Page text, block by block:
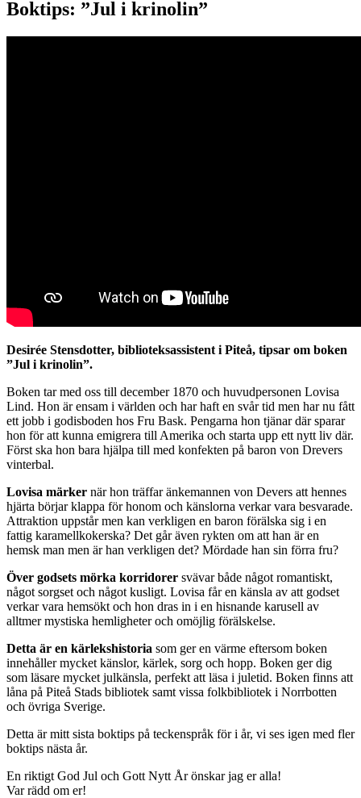
Boktips: ”Jul i krinolin”
Desirée Stensdotter, biblioteksassistent i Piteå, tipsar om boken
”Jul i krinolin”.
Boken tar med oss till december 1870 och huvudpersonen Lovisa
Lind. Hon är ensam i världen och har haft en svår tid men har nu fått
ett jobb i godisboden hos Fru Bask. Pengarna hon tjänar där sparar
hon för att kunna emigrera till Amerika och starta upp ett nytt liv där.
Först ska hon bara hjälpa till med konfekten på baron von Drevers
vinterbal.
Lovisa märker när hon träffar änkemannen von Devers att hennes
hjärta börjar klappa för honom och känslorna verkar vara besvarade.
Attraktion uppstår men kan verkligen en baron förälska sig i en
fattig karamellkokerska? Det går även rykten om att han är en
hemsk man men är han verkligen det? Mördade han sin förra fru?
Över godsets mörka korridorer svävar både något romantiskt,
något sorgset och något kusligt. Lovisa får en känsla av att godset
verkar vara hemsökt och hon dras in i en hisnande karusell av
alltmer mystiska hemligheter och omöjlig förälskelse.
Detta är en kärlekshistoria som ger en värme eftersom boken
innehåller mycket känslor, kärlek, sorg och hopp. Boken ger dig
som läsare mycket julkänsla, perfekt att läsa i juletid. Boken finns att
låna på Piteå Stads bibliotek samt vissa folkbibliotek i Norrbotten
och övriga Sverige.
Detta är mitt sista boktips på teckenspråk för i år, vi ses igen med fler
boktips nästa år.
En riktigt God Jul och Gott Nytt År önskar jag er alla!
Var rädd om er!